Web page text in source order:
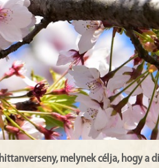
melynek célja, hogy a